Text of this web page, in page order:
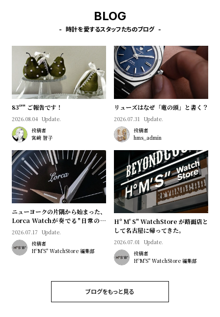
計
保
証
プ
ス
印
サ
ー
ビ
よ
く
あ
る
質
問
お
問
い
合
わ
せ
BLOG
時計を愛するスタッフたちのブログ
83º'" ご報告です！
2026.08.04 Update.
投稿者
宮﨑 智子
リューズはなぜ「竜の頭」と書く？
2026.07.31 Update.
投稿者
hms_admin
ニューヨークの片隅から始まった、
Lorca Watchが奏でる"日常のロ
マン"｜Brand Picks #08
2026.07.17 Update.
投稿者
HºM'S" WatchStore 編集部
Hº M' S" WatchStore が路面店と
して名古屋に帰ってきた。
2026.07.01 Update.
投稿者
HºM'S" WatchStore 編集部
ブログをもっと見る